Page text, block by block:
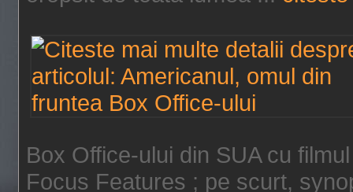
Box Office-ului din SUA cu
Focus Features ; pe scurt,